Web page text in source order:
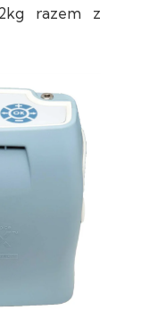
razem z